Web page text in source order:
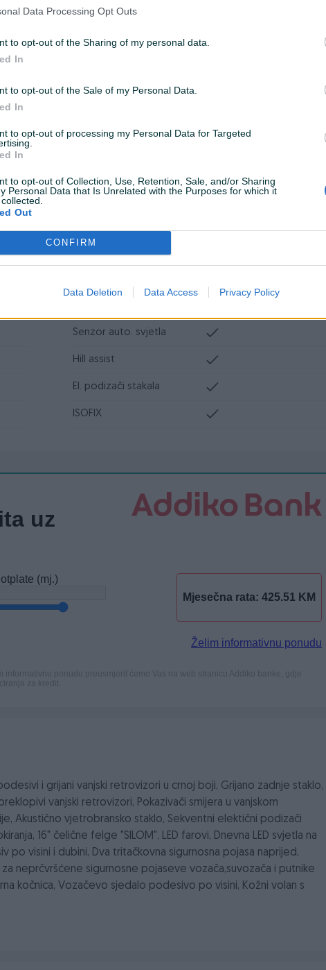
Data Processing Opt Outs
to opt-out of the Sharing of my personal data.
In
to opt-out of the Sale of my Personal Data.
In
to opt-out of processing my Personal Data for Targeted
In
to opt-out of Collection, Use, Retention, Sale, and/or Sharing
Personal Data that Is Unrelated with the Purposes for which it
Out
CONFIRM
Data Deletion Data Access Privacy Policy
Daljinsko otključavanje
ABS
Ocarinjen
Vrsta enterijera Platno
Senzor auto. svjetla
Hill assist
El. podizači stakala
ISOFIX
i grijani vanjski retrovizori u crnoj boji, Grijano zadnje staklo,
vanjski retrovizori, Pokazivači smijera u vanjskom
Akustično vjetrobransko staklo, Sekventni elektični podizači
16" čelične felge "SILOM", LED farovi, Dnevna LED svjetla na
po visini i dubini, Dva tritačkovna sigurnosna pojasa naprijed,
neprčvršćene sigurnosne pojaseve vozača,suvozača i putnike
kočnica, Vozačevo sjedalo podesivo po visini, Kožni volan s
sigurnosnih pojasa stražnjih putnika tokom vožnje, Crna
2 krovna držača u drugom redu, Pirotehnički zatezači sigurnosnih